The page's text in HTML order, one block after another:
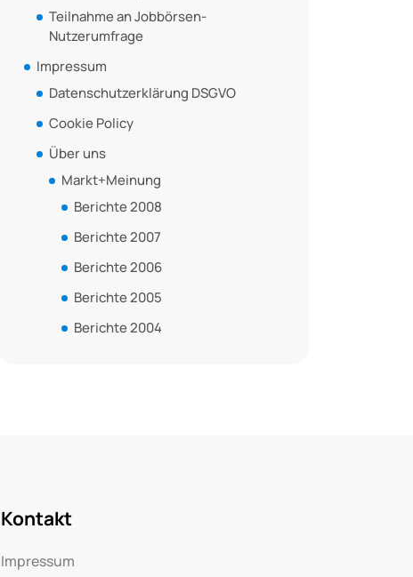
Teilnahme an Jobbörsen-
Nutzerumfrage
Impressum
Datenschutzerklärung DSGVO
Cookie Policy
Über uns
Markt+Meinung
Berichte 2008
Berichte 2007
Berichte 2006
Berichte 2005
Berichte 2004
Kontakt
Impressum